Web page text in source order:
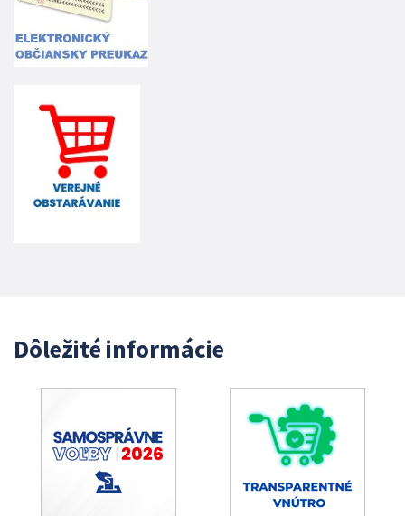
Dôležité informácie